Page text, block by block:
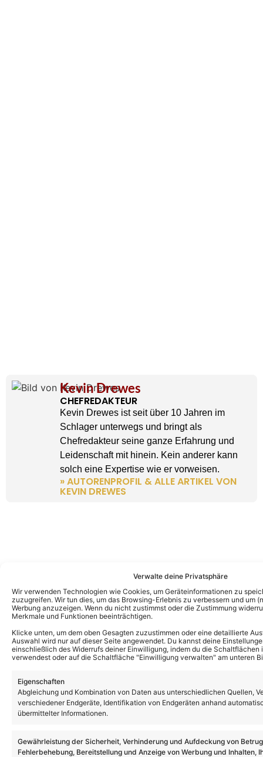
Verwalte deine Privatsphäre
Wir verwenden Technologien wie Cookies, um Geräteinformationen zu
zuzugreifen. Wir tun dies, um das Browsing-Erlebnis zu verbessern und um
Werbung anzuzeigen. Wenn du nicht zustimmst oder die Zustimmung
Merkmale und Funktionen beeinträchtigen.
Klicke unten, um dem oben Gesagten zuzustimmen oder eine detaillierte
Auswahl wird nur auf dieser Seite angewendet. Du kannst deine
einschließlich des Widerrufs deiner Einwilligung, indem du die
verwendest oder auf die Schaltfläche "Einwilligung verwalten" am unteren
Eigenschaften
Abgleichung und Kombination von Daten aus unterschiedlichen Quellen,
verschiedener Endgeräte, Identifikation von Endgeräten anhand
übermittelter Informationen.
Gewährleistung der Sicherheit, Verhinderung und Aufdeckung von
Fehlerbehebung, Bereitstellung und Anzeige von Werbung und Inhalten,
Kevin Drewes
CHEFREDAKTEUR
Kevin Drewes ist seit über 10 Jahren im
Schlager unterwegs und bringt als
Chefredakteur seine ganze Erfahrung und
Leidenschaft mit hinein. Kein anderer kann
solch eine Expertise wie er vorweisen.
» AUTORENPROFIL & ALLE ARTIKEL VON
KEVIN DREWES